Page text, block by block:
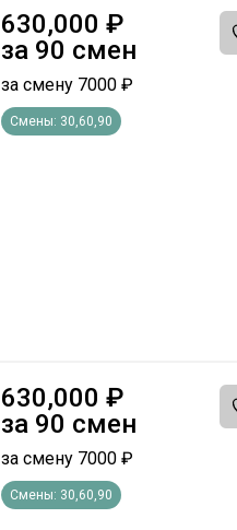
630,000 ₽
за 90 смен
за смену 7000 ₽
Смены: 30,60,90
630,000 ₽
за 90 смен
за смену 7000 ₽
Смены: 30,60,90